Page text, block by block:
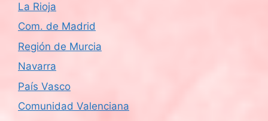
La Rioja
Com. de Madrid
Región de Murcia
Navarra
País Vasco
Comunidad Valenciana